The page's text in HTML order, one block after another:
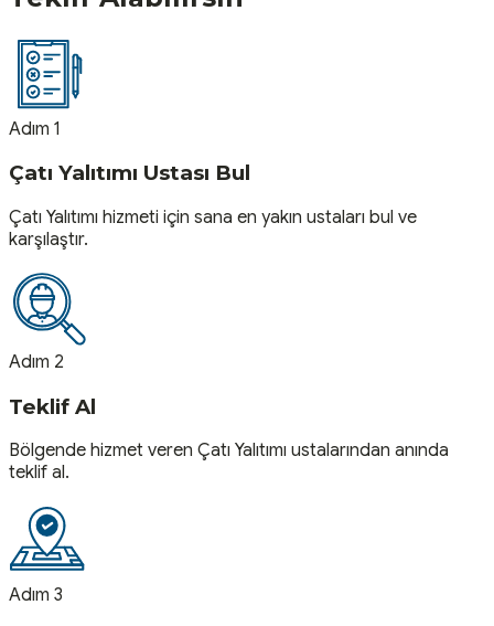
Adım 1
Çatı Yalıtımı Ustası Bul
Çatı Yalıtımı hizmeti için sana en yakın ustaları bul ve
karşılaştır.
Adım 2
Teklif Al
Bölgende hizmet veren Çatı Yalıtımı ustalarından anında
teklif al.
Adım 3